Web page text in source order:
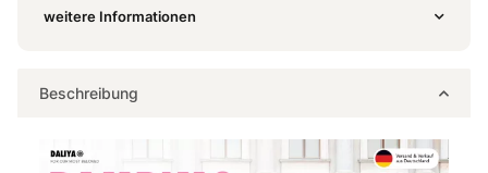
weitere Informationen
Beschreibung